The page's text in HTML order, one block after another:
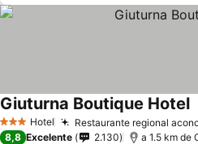
3 EstrelasHotel Restaurante regional
Giuturna Boutique Hotel
8,8 Excelente 2.130 a 1.5 km de